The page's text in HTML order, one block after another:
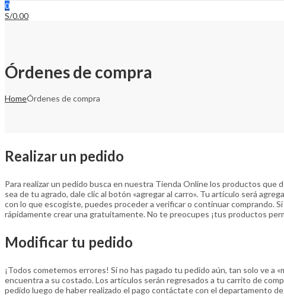
0
S/0.00
Órdenes de compra
HomeÓrdenes de compra
Realizar un pedido
Para realizar un pedido busca en nuestra Tienda Online los productos
sea de tu agrado, dale clic al botón «agregar al carro». Tu artículo será
con lo que escogiste, puedes proceder a verificar o continuar comprando.
rápidamente crear una gratuitamente. No te preocupes ¡tus productos
Modificar tu pedido
¡Todos cometemos errores! Si no has pagado tu pedido aún, tan solo ve a
encuentra a su costado. Los artículos serán regresados a tu carrito de
pedido luego de haber realizado el pago contáctate con el departamento